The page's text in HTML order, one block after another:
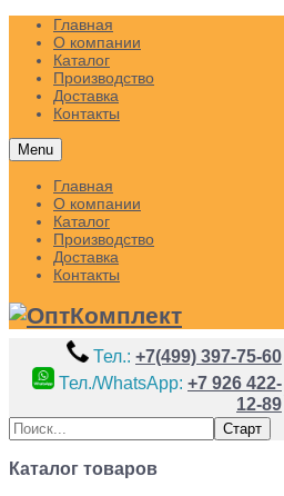
Главная
О компании
Каталог
Производство
Доставка
Контакты
Menu
Главная
О компании
Каталог
Производство
Доставка
Контакты
Тел.: +7(499) 397-75-60
Тел./WhatsApp: +7 926 422-
12-89
Каталог товаров